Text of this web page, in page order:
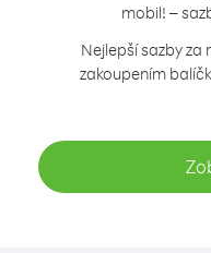
mobil! –
Nejlepší sazby za
zakoupením